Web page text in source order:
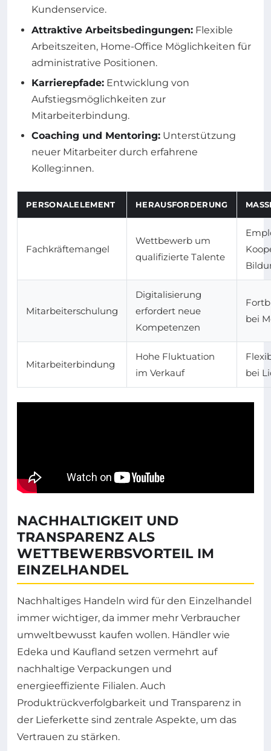
Kundenservice.
Attraktive Arbeitsbedingungen: Flexible
Arbeitszeiten, Home-Office Möglichkeiten für
administrative Positionen.
Karrierepfade: Entwicklung von
Aufstiegsmöglichkeiten zur
Mitarbeiterbindung.
Coaching und Mentoring: Unterstützung
neuer Mitarbeiter durch erfahrene
Kolleg:innen.
PERSONALELEMENT HERAUSFORDERUNG
Fachkräftemangel
Wettbewerb um
qualifizierte Talente
Mitarbeiterschulung
Digitalisierung
erfordert neue
Kompetenzen
bei
Mitarbeiterbindung
Hohe Fluktuation
im Verkauf
bei
NACHHALTIGKEIT UND
TRANSPARENZ ALS
WETTBEWERBSVORTEIL IM
EINZELHANDEL
Nachhaltiges Handeln wird für den Einzelhandel
immer wichtiger, da immer mehr Verbraucher
umweltbewusst kaufen wollen. Händler wie
Edeka und Kaufland setzen vermehrt auf
nachhaltige Verpackungen und
energieeffiziente Filialen. Auch
Produktrückverfolgbarkeit und Transparenz in
der Lieferkette sind zentrale Aspekte, um das
Vertrauen zu stärken.